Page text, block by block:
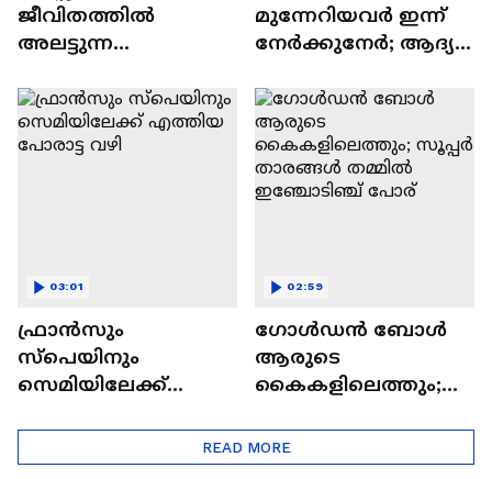
ജീവിതത്തിൽ
അലട്ടുന്ന
എന്തായിരിക്കും?
മുന്നേറിയവർ ഇന്ന്
നേർക്കുനേർ; ആദ്യ
എന്ത് സംഭവിക്കും?
ഫ്രാൻസും
സ്പെയിനും
സെമിയിലേക്ക്
03:01
ഗോൾഡൻ ബോൾ
ആരുടെ
കൈകളിലെത്തും;
തമ്മിൽ ഇഞ്ചോടിഞ്ച്
പോര്
02:59
READ MORE